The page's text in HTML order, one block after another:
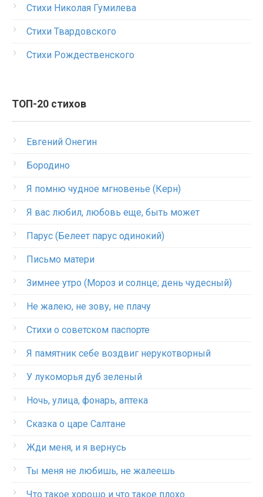
Стихи Николая Гумилева
Стихи Твардовского
Стихи Рождественского
ТОП-20 стихов
Евгений Онегин
Бородино
Я помню чудное мгновенье (Керн)
Я вас любил, любовь еще, быть может
Парус (Белеет парус одинокий)
Письмо матери
Зимнее утро (Мороз и солнце; день чудесный)
Не жалею, не зову, не плачу
Стихи о советском паспорте
Я памятник себе воздвиг нерукотворный
У лукоморья дуб зеленый
Ночь, улица, фонарь, аптека
Сказка о царе Салтане
Жди меня, и я вернусь
Ты меня не любишь, не жалеешь
Что такое хорошо и что такое плохо